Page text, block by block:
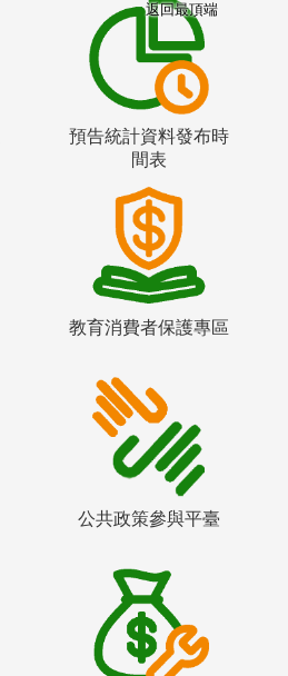
預告統計資料發布時
間表
教育消費者保護專區
公共政策參與平臺
返回最頂端